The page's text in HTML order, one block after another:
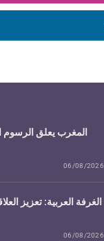
المغرب يعلق الرسوم
06/08/2026
الغرفة العربية: تعزيز
06/08/2026